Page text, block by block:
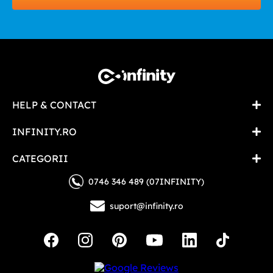
HELP & CONTACT
INFINITY.RO
CATEGORII
0746 346 489 (07INFINITY)
suport@infinity.ro